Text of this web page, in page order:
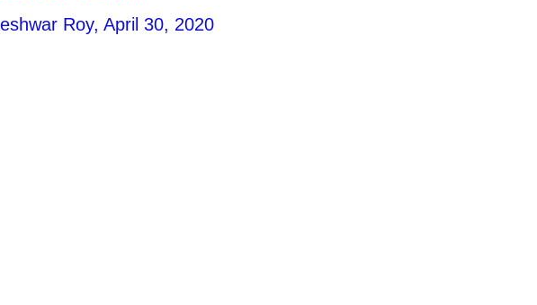
Roy, April 30, 2020